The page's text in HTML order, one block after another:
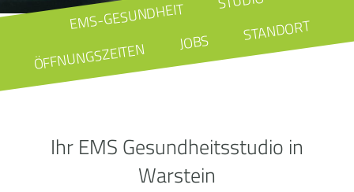
EMS-GESUNDHEIT
ÖFFNUNGSZEITEN JOBS STANDORT
Ihr EMS Gesundheitsstudio in
Warstein